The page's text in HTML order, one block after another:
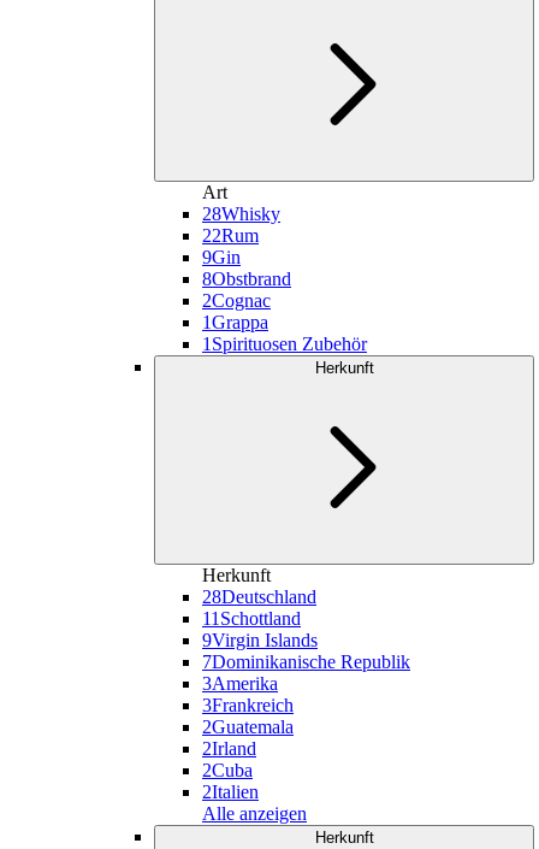
Art
28Whisky
22Rum
9Gin
8Obstbrand
2Cognac
1Grappa
1 Spirituosen Zubehör
Herkunft
Herkunft
28Deutschland
11 Schottland
9Virgin Islands
7Dominikanische Republik
3Amerika
3Frankreich
2Guatemala
2Irland
2Cuba
2Italien
Alle anzeigen
Herkunft